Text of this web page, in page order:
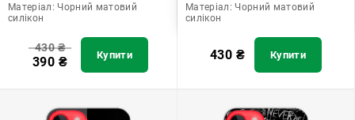
Матеріал: Чорний матовий
силікон
430₴
390 ₴ Купити
Матеріал: Чорний матовий
силікон
430 ₴ Купити